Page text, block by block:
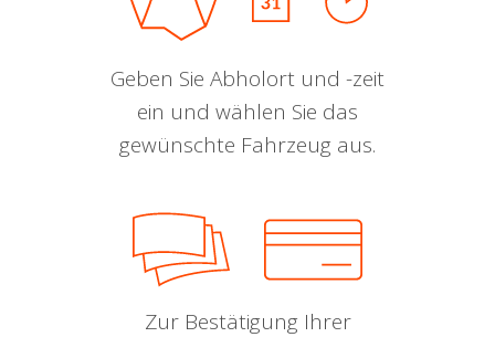
Geben Sie Abholort und -zeit
ein und wählen Sie das
gewünschte Fahrzeug aus.
Zur Bestätigung Ihrer